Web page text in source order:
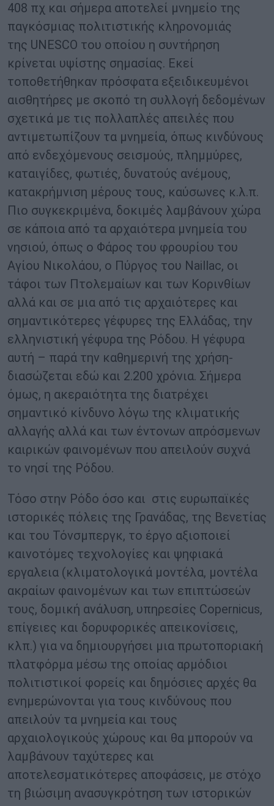
408 πχ και σήμερα αποτελεί μνημείο της
παγκόσμιας πολιτιστικής κληρονομιάς
της UNESCO του οποίου η συντήρηση
κρίνεται υψίστης σημασίας. Εκεί
τοποθετήθηκαν πρόσφατα εξειδικευμένοι
αισθητήρες με σκοπό τη συλλογή δεδομένων
σχετικά με τις πολλαπλές απειλές που
αντιμετωπίζουν τα μνημεία, όπως κινδύνους
από ενδεχόμενους σεισμούς, πλημμύρες,
καταιγίδες, φωτιές, δυνατούς ανέμους,
κατακρήμνιση μέρους τους, καύσωνες κ.λ.π.
Πιο συγκεκριμένα, δοκιμές λαμβάνουν χώρα
σε κάποια από τα αρχαιότερα μνημεία του
νησιού, όπως ο Φάρος του φρουρίου του
Αγίου Νικολάου, ο Πύργος του Naillac, οι
τάφοι των Πτολεμαίων και των Κορινθίων
αλλά και σε μια από τις αρχαιότερες και
σημαντικότερες γέφυρες της Ελλάδας, την
ελληνιστική γέφυρα της Ρόδου. Η γέφυρα
αυτή – παρά την καθημερινή της χρήση-
διασώζεται εδώ και 2.200 χρόνια. Σήμερα
όμως, η ακεραιότητα της διατρέχει
σημαντικό κίνδυνο λόγω της κλιματικής
αλλαγής αλλά και των έντονων απρόσμενων
καιρικών φαινομένων που απειλούν συχνά
το νησί της Ρόδου.
Τόσο στην Ρόδο όσο και στις ευρωπαϊκές
ιστορικές πόλεις της Γρανάδας, της Βενετίας
και του Τόνσμπεργκ, το έργο αξιοποιεί
καινοτόμες τεχνολογίες και ψηφιακά
εργαλεια (κλιματολογικά μοντέλα, μοντέλα
ακραίων φαινομένων και των επιπτώσεών
τους, δομική ανάλυση, υπηρεσίες Copernicus,
επίγειες και δορυφορικές απεικονίσεις,
κλπ.) για να δημιουργήσει μια πρωτοποριακή
πλατφόρμα μέσω της οποίας αρμόδιοι
πολιτιστικοί φορείς και δημόσιες αρχές θα
ενημερώνονται για τους κινδύνους που
απειλούν τα μνημεία και τους
αρχαιολογικούς χώρους και θα μπορούν να
λαμβάνουν ταχύτερες και
αποτελεσματικότερες αποφάσεις, με στόχο
τη βιώσιμη ανασυγκρότηση των ιστορικών